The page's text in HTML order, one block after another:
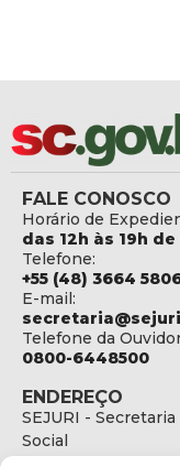
FALE CONOSCO
Horário de
das 12h às 19h
Telefone:
+55 (48) 3664
E-mail:
Telefone da
0800-6448500
ENDEREÇO
SEJURI -
Social